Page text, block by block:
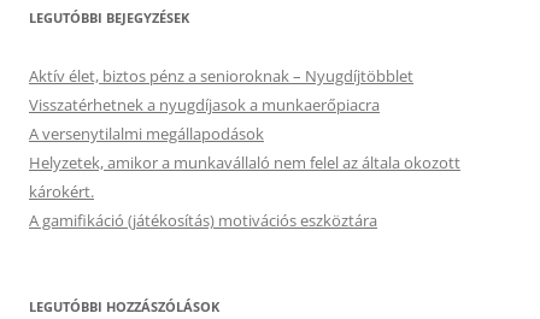
LEGUTÓBBI BEJEGYZÉSEK
Aktív élet, biztos pénz a senioroknak – Nyugdíjtöbblet
Visszatérhetnek a nyugdíjasok a munkaerőpiacra
A versenytilalmi megállapodások
Helyzetek, amikor a munkavállaló nem felel az általa okozott
károkért.
A gamifikáció (játékosítás) motivációs eszköztára
LEGUTÓBBI HOZZÁSZÓLÁSOK